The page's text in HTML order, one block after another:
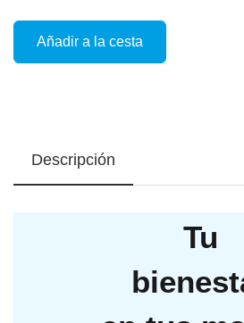
Añadir a la cesta
Descripción
Tu